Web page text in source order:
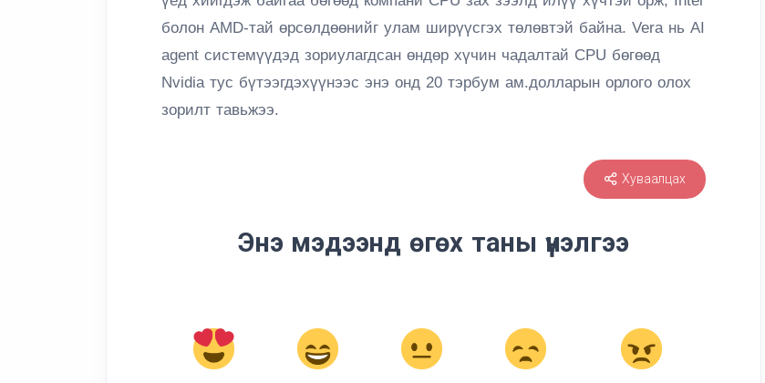
болон AMD-тай өрсөлдөөнийг улам ширүүсгэх төлөвтэй байна. Vera нь AI
agent системүүдэд зориулагдсан өндөр хүчин чадалтай CPU бөгөөд
Nvidia тус бүтээгдэхүүнээс энэ онд 20 тэрбум ам.долларын орлого олох
зорилт тавьжээ.
Хуваалцах
Энэ мэдээнд өгөх таны үнэлгээ